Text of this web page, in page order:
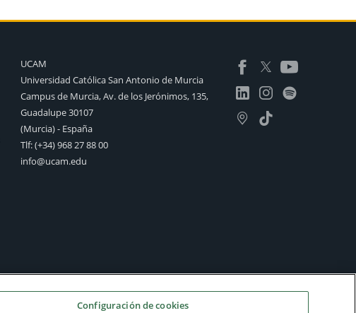
UCAM
Universidad Católica San Antonio de Murcia
Campus de Murcia, Av. de los Jerónimos, 135,
Guadalupe 30107
(Murcia) - España
Tlf:(+34) 968 27 88 00
info@ucam.edu
Configuración de cookies